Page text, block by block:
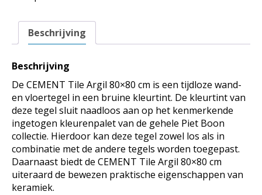
Tile
Argil
aantal
Beschrijving
Beschrijving
De CEMENT Tile Argil 80×80 cm is een tijdloze wand-
en vloertegel in een bruine kleurtint. De kleurtint van
deze tegel sluit naadloos aan op het kenmerkende
ingetogen kleurenpalet van de gehele Piet Boon
collectie. Hierdoor kan deze tegel zowel los als in
combinatie met de andere tegels worden toegepast.
Daarnaast biedt de CEMENT Tile Argil 80×80 cm
uiteraard de bewezen praktische eigenschappen van
keramiek.